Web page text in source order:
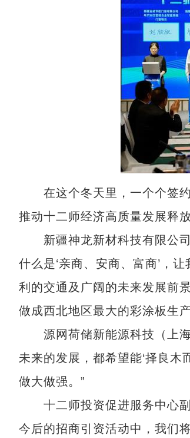
在这个冬天里，一个个签约
推动十二师经济高质量发展释
新疆神龙新材科技有限公司
什么是‘亲商、安商、富商’，
利的交通及广阔的未来发展前
做成西北地区最大的彩涂板生
源网荷储新能源科技（上海
未来的发展，都希望能‘择良木
做大做强。”
十二师投资促进服务中心副
今后的招商引资活动中，我们